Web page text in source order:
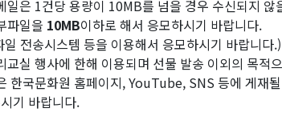
은 1건당 용량이 10MB를 넘을 경우 수신되지 않
파일을 10MB이하로 해서 응모하시기 바랍니다.
일 전송시스템 등을 이용해서 응모하시기 바랍니다.)
실 행사에 한해 이용되며 선물 발송 이외의 목적
한국문화원 홈페이지, YouTube, SNS 등에 게재
기 바랍니다.